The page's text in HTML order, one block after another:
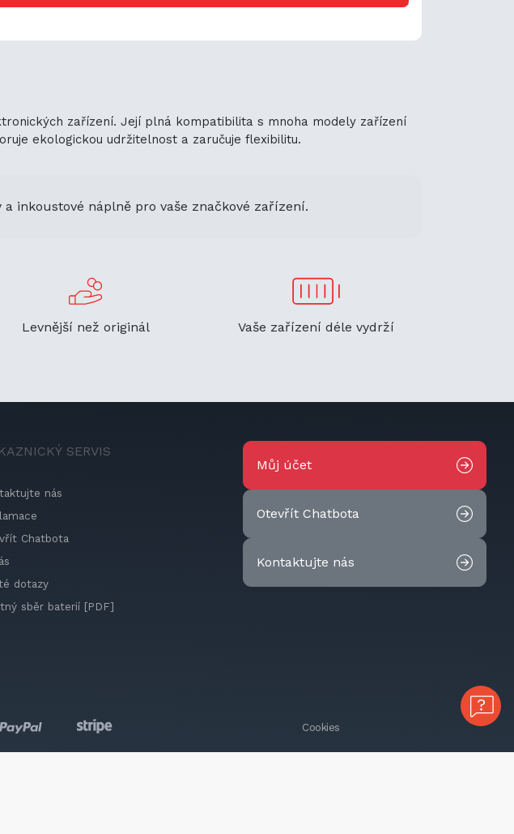
zařízení. Její plná kompatibilita s mnoha modely zařízení
ekologickou udržitelnost a zaručuje flexibilitu.
inkoustové náplně pro vaše značkové zařízení.
Levnější než originál Vaše zařízení déle vydrží
SERVIS
nás
Chatbota
dotazy
sběr baterií [PDF]
Můj účet
Otevřít Chatbota
Kontaktujte nás
Cookies